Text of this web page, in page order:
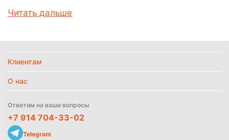
Читать дальше
Клиентам
О нас
Ответим на ваши вопросы
+7 914 704-33-02
Telegram